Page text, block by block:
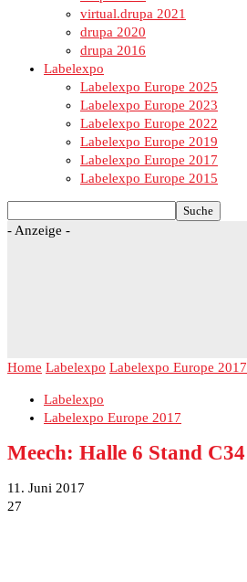
virtual.drupa 2021
drupa 2020
drupa 2016
Labelexpo
Labelexpo Europe 2025
Labelexpo Europe 2023
Labelexpo Europe 2022
Labelexpo Europe 2019
Labelexpo Europe 2017
Labelexpo Europe 2015
- Anzeige -
Home Labelexpo Labelexpo Europe 2017
Labelexpo
Labelexpo Europe 2017
Meech: Halle 6 Stand C34
11. Juni 2017
27